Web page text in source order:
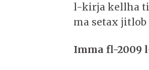
l-kirja kellha
ma setax
Imma fl-2009